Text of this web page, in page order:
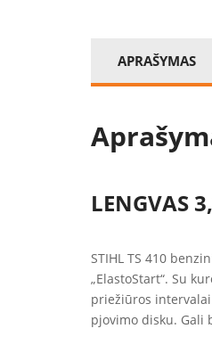
APRAŠYMAS
LENGVAS
STIHL TS 410
„ElastoStart“. Su
priežiūros
pjovimo disku. Gali